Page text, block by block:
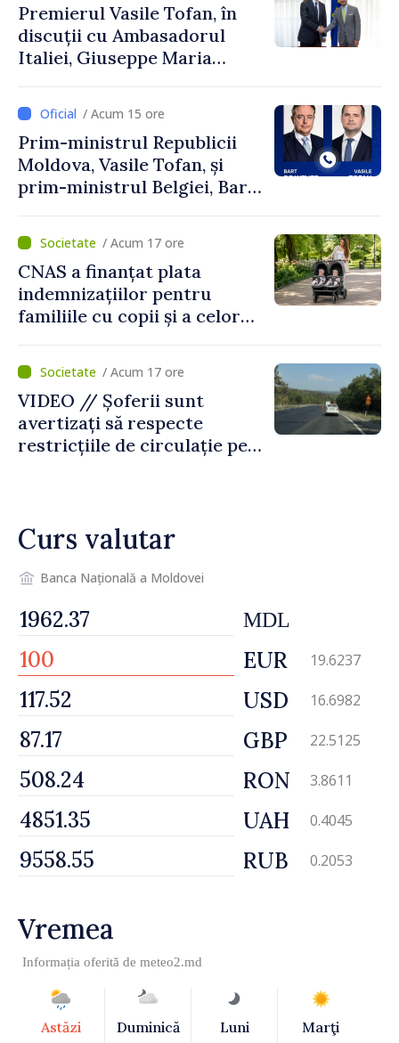
Premierul Vasile Tofan, în
discuții cu Ambasadorul
Italiei, Giuseppe Maria
/ Acum 15 ore
Prim-ministrul Republicii
Moldova, Vasile Tofan, și
prim-ministrul Belgiei, Bart
despre parcursul european
al Republicii Moldova.
/ Acum 17 ore
CNAS a finanțat plata
indemnizațiilor pentru
familiile cu copii și a celor
temporară de muncă
/ Acum 17 ore
VIDEO // Șoferii sunt
avertizați să respecte
restricțiile de circulație pe
Curs valutar
Banca Națională a Moldovei
MDL
EUR 19.6237
USD 16.6982
GBP 22.5125
RON 3.8611
UAH 0.4045
RUB 0.2053
Vremea
Informația oferită de meteo2.md
Astăzi Duminică Luni Marţi